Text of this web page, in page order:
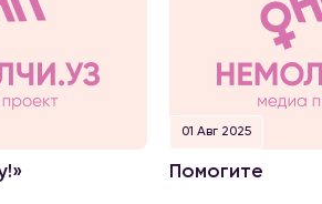
01 Авг 2025
Помогите